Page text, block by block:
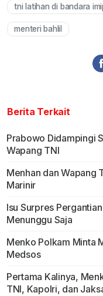
tni latihan di bandara
menteri bahlil
Berita Terkait
Prabowo Didampingi
Wapang TNI
Menhan dan Wapang
Marinir
Isu Surpres
Menunggu Saja
Menko Polkam Minta
Medsos
Pertama Kalinya,
TNI, Kapolri, dan